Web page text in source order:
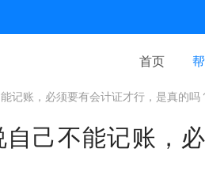
首页
记账，必须要有会计证才行，是真的吗
己不能记账，